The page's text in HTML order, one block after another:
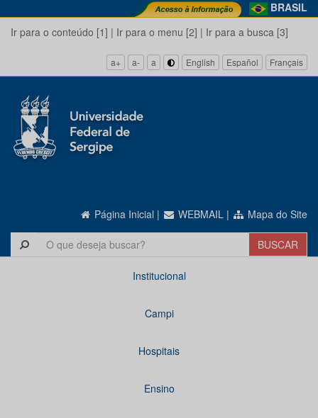
BRASIL
Ir para o conteúdo [1] | Ir para o menu [2] | Ir para a busca [3]
a+ a- a English Español Français
Página Inicial | WEBMAIL | Mapa do Site
Institucional
Campi
Hospitais
Ensino